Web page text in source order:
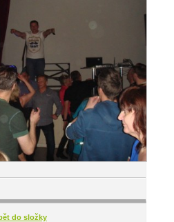
do složky